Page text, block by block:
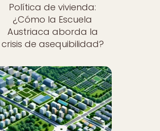
Política de vivienda:
¿Cómo la Escuela
Austriaca aborda la
crisis de asequibilidad?